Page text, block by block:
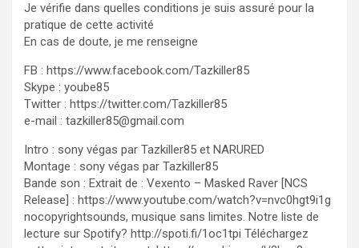
Je vérifie dans quelles conditions je suis assuré pour la
pratique de cette activité
En cas de doute, je me renseigne
FB : https://www.facebook.com/Tazkiller85
Skype : yoube85
Twitter : https://twitter.com/Tazkiller85
e-mail : tazkiller85@gmail.com
Intro : sony végas par Tazkiller85 et NARURED
Montage : sony végas par Tazkiller85
Bande son : Extrait de : Vexento – Masked Raver [NCS
Release] : https://www.youtube.com/watch?v=nvc0hgt9i1g
nocopyrightsounds, musique sans limites. Notre liste de
lecture sur Spotify? http://spoti.fi/1oc1tpi Téléchargez